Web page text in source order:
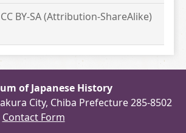
CC BY-SA (Attribution-ShareAlike)
of Japanese History
City, Chiba Prefecture 285-8502
Contact Form